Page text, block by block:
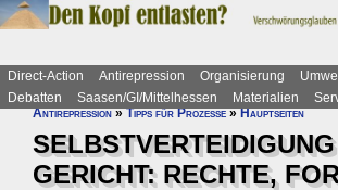
Direct-Action Antirepression Organisierung
Debatten
Saasen/GI/Mittelhessen Materialien
Antirepression»Tipps für Prozesse»Hauptseiten
GERICHT: RECHTE,